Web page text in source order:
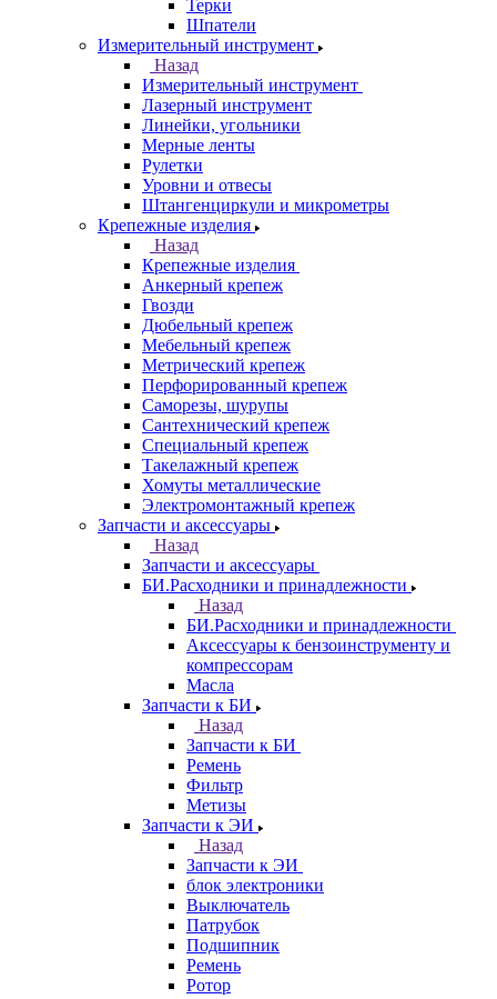
Терки
Шпатели
Измерительный инструмент
Назад
Измерительный инструмент
Лазерный инструмент
Линейки, угольники
Мерные ленты
Рулетки
Уровни и отвесы
Штангенциркули и микрометры
Крепежные изделия
Назад
Крепежные изделия
Анкерный крепеж
Гвозди
Дюбельный крепеж
Мебельный крепеж
Метрический крепеж
Перфорированный крепеж
Саморезы, шурупы
Сантехнический крепеж
Специальный крепеж
Такелажный крепеж
Хомуты металлические
Электромонтажный крепеж
Запчасти и аксессуары
Назад
Запчасти и аксессуары
БИ.Расходники и принадлежности
Назад
БИ.Расходники и принадлежности
Аксессуары к бензоинструменту и
компрессорам
Масла
Запчасти к БИ
Назад
Запчасти к БИ
Ремень
Фильтр
Метизы
Запчасти к ЭИ
Назад
Запчасти к ЭИ
блок электроники
Выключатель
Патрубок
Подшипник
Ремень
Ротор